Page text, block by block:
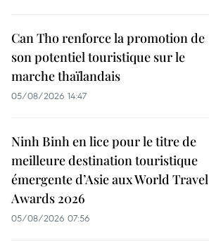
Can Tho renforce la promotion de
son potentiel touristique sur le
marche thaïlandais
05/08/2026 14:47
Ninh Binh en lice pour le titre de
meilleure destination touristique
émergente d’Asie aux World Travel
Awards 2026
05/08/2026 07:56